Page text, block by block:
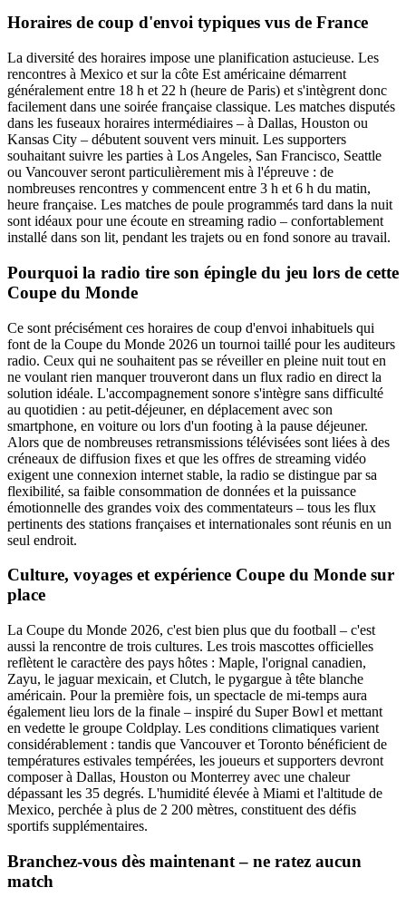
Horaires de coup d'envoi typiques vus de France
La diversité des horaires impose une planification astucieuse. Les
rencontres à Mexico et sur la côte Est américaine démarrent
généralement entre 18 h et 22 h (heure de Paris) et s'intègrent donc
facilement dans une soirée française classique. Les matches disputés
dans les fuseaux horaires intermédiaires – à Dallas, Houston ou
Kansas City – débutent souvent vers minuit. Les supporters
souhaitant suivre les parties à Los Angeles, San Francisco, Seattle
ou Vancouver seront particulièrement mis à l'épreuve : de
nombreuses rencontres y commencent entre 3 h et 6 h du matin,
heure française. Les matches de poule programmés tard dans la nuit
sont idéaux pour une écoute en streaming radio – confortablement
installé dans son lit, pendant les trajets ou en fond sonore au travail.
Pourquoi la radio tire son épingle du jeu lors de cette
Coupe du Monde
Ce sont précisément ces horaires de coup d'envoi inhabituels qui
font de la Coupe du Monde 2026 un tournoi taillé pour les auditeurs
radio. Ceux qui ne souhaitent pas se réveiller en pleine nuit tout en
ne voulant rien manquer trouveront dans un flux radio en direct la
solution idéale. L'accompagnement sonore s'intègre sans difficulté
au quotidien : au petit-déjeuner, en déplacement avec son
smartphone, en voiture ou lors d'un footing à la pause déjeuner.
Alors que de nombreuses retransmissions télévisées sont liées à des
créneaux de diffusion fixes et que les offres de streaming vidéo
exigent une connexion internet stable, la radio se distingue par sa
flexibilité, sa faible consommation de données et la puissance
émotionnelle des grandes voix des commentateurs – tous les flux
pertinents des stations françaises et internationales sont réunis en un
seul endroit.
Culture, voyages et expérience Coupe du Monde sur
place
La Coupe du Monde 2026, c'est bien plus que du football – c'est
aussi la rencontre de trois cultures. Les trois mascottes officielles
reflètent le caractère des pays hôtes : Maple, l'orignal canadien,
Zayu, le jaguar mexicain, et Clutch, le pygargue à tête blanche
américain. Pour la première fois, un spectacle de mi-temps aura
également lieu lors de la finale – inspiré du Super Bowl et mettant
en vedette le groupe Coldplay. Les conditions climatiques varient
considérablement : tandis que Vancouver et Toronto bénéficient de
températures estivales tempérées, les joueurs et supporters devront
composer à Dallas, Houston ou Monterrey avec une chaleur
dépassant les 35 degrés. L'humidité élevée à Miami et l'altitude de
Mexico, perchée à plus de 2 200 mètres, constituent des défis
sportifs supplémentaires.
Branchez-vous dès maintenant – ne ratez aucun
match